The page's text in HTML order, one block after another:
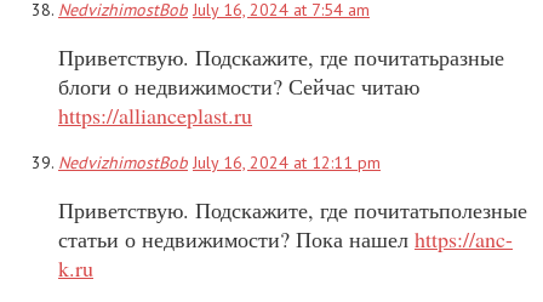
NedvizhimostBob July 16, 2024 at 7:54 am
Приветствую. Подскажите, где почитатьразные
блоги о недвижимости? Сейчас читаю
https://allianceplast.ru
NedvizhimostBob July 16, 2024 at 12:11 pm
Приветствую. Подскажите, где почитатьполезные
статьи о недвижимости? Пока нашел https://anc-
k.ru